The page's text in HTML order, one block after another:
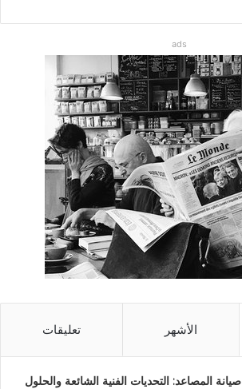
ads
الأشهر تعليقات
صيانة المصاعد: التحديات الفنية الشائعة والحلول